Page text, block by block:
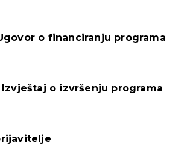
o financiranju programa
Izvještaj o izvršenju programa